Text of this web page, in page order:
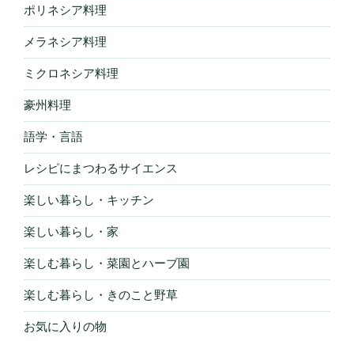
ポリネシア料理
メラネシア料理
ミクロネシア料理
豪州料理
語学・言語
レシピにまつわるサイエンス
楽しい暮らし・キッチン
楽しい暮らし・家
楽しむ暮らし・菜園とハーブ園
楽しむ暮らし・きのこと野草
お気に入りの物